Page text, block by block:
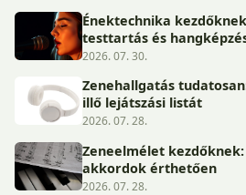
Énektechnika
testtartás és
2026. 07. 30.
Zenehallgatás
illő lejátszási listát
2026. 07. 28.
Zeneelmélet
akkordok érthetően
2026. 07. 28.